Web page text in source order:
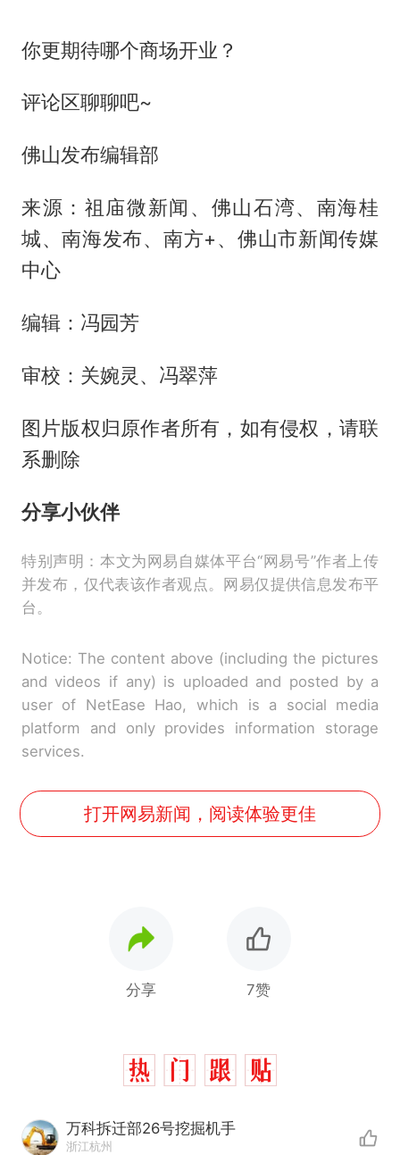
你更期待哪个商场开业？
评论区聊聊吧~
佛山发布编辑部
来源：祖庙微新闻、佛山石湾、南海桂
城、南海发布、南方+、佛山市新闻传媒
中心
编辑：冯园芳
审校：关婉灵、冯翠萍
图片版权归原作者所有，如有侵权，请联
系删除
分享小伙伴
特别声明：本文为网易自媒体平台“网易号”作者上传
并发布，仅代表该作者观点。网易仅提供信息发布平
台。
Notice: The content above (including the pictures
and videos if any) is uploaded and posted by a
user of NetEase Hao, which is a social media
platform and only provides information storage
services.
打开网易新闻，阅读体验更佳
分享 7赞
万科拆迁部26号挖掘机手
浙江杭州